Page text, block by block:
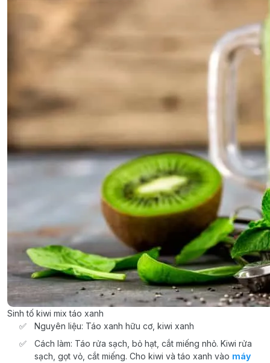
Sinh tố kiwi mix táo xanh
Nguyên liệu: Táo xanh hữu cơ, kiwi xanh
Cách làm: Táo rửa sạch, bỏ hạt, cắt miếng nhỏ. Kiwi rửa
sạch, gọt vỏ, cắt miếng. Cho kiwi và táo xanh vào máy